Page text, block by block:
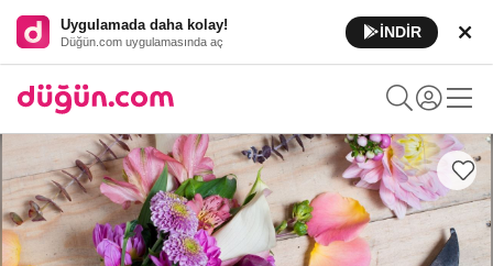
Uygulamada daha kolay!
Düğün.com uygulamasında aç
İNDİR